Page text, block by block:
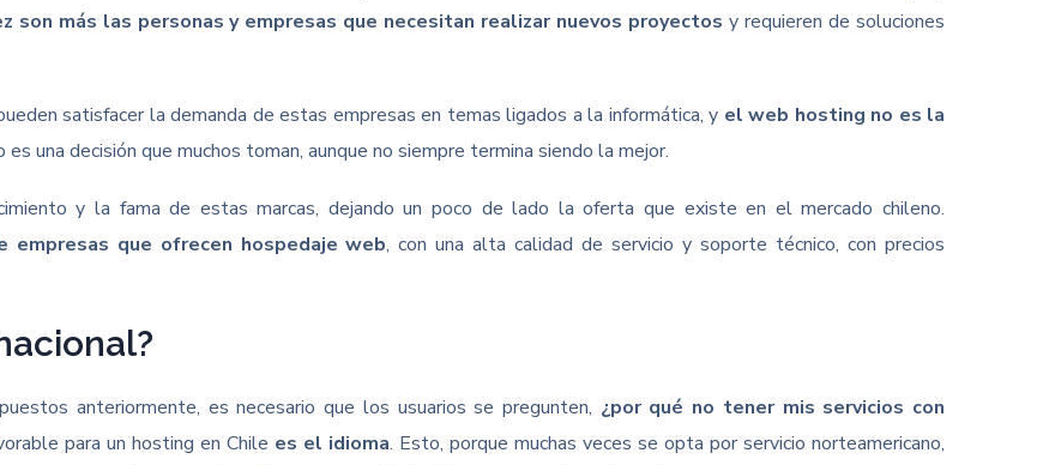
son más las personas y empresas que necesitan realizar nuevos proyectos y requieren de soluciones
satisfacer la demanda de estas empresas en temas ligados a la informática, y el web hosting no es la
una decisión que muchos toman, aunque no siempre termina siendo la mejor.
y la fama de estas marcas, dejando un poco de lado la oferta que existe en el mercado chileno.
empresas que ofrecen hospedaje web, con una alta calidad de servicio y soporte técnico, con precios
anteriormente, es necesario que los usuarios se pregunten, ¿por qué no tener mis servicios con
para un hosting en Chile es el idioma. Esto, porque muchas veces se opta por servicio norteamericano,